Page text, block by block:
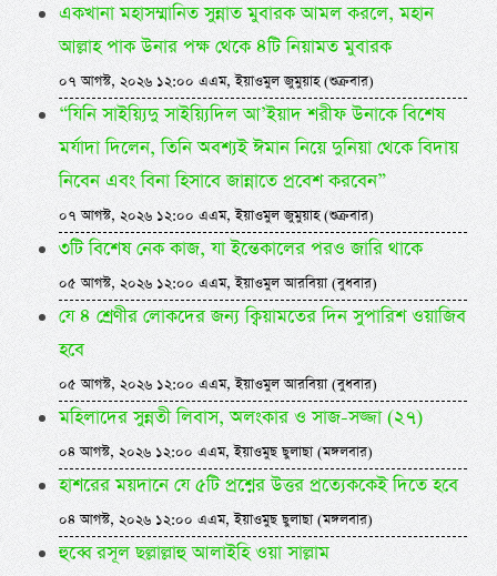
একখানা মহাসম্মানিত সুন্নাত মুবারক আমল করলে, মহান
আল্লাহ পাক উনার পক্ষ থেকে ৪টি নিয়ামত মুবারক
০৭ আগস্ট, ২০২৬ ১২:০০ এএম, ইয়াওমুল জুমুয়াহ (শুক্রবার)
“যিনি সাইয়্যিদু সাইয়্যিদিল আ’ইয়াদ শরীফ উনাকে বিশেষ
মর্যাদা দিলেন, তিনি অবশ্যই ঈমান নিয়ে দুনিয়া থেকে বিদায়
নিবেন এবং বিনা হিসাবে জান্নাতে প্রবেশ করবেন”
০৭ আগস্ট, ২০২৬ ১২:০০ এএম, ইয়াওমুল জুমুয়াহ (শুক্রবার)
৩টি বিশেষ নেক কাজ, যা ইন্তেকালের পরও জারি থাকে
০৫ আগস্ট, ২০২৬ ১২:০০ এএম, ইয়াওমুল আরবিয়া (বুধবার)
যে ৪ শ্রেণীর লোকদের জন্য ক্বিয়ামতের দিন সুপারিশ ওয়াজিব
হবে
০৫ আগস্ট, ২০২৬ ১২:০০ এএম, ইয়াওমুল আরবিয়া (বুধবার)
মহিলাদের সুন্নতী লিবাস, অলংকার ও সাজ-সজ্জা (২৭)
০৪ আগস্ট, ২০২৬ ১২:০০ এএম, ইয়াওমুছ ছুলাছা (মঙ্গলবার)
হাশরের ময়দানে যে ৫টি প্রশ্নের উত্তর প্রত্যেককেই দিতে হবে
০৪ আগস্ট, ২০২৬ ১২:০০ এএম, ইয়াওমুছ ছুলাছা (মঙ্গলবার)
হুব্বে রসূল ছল্লাল্লাহু আলাইহি ওয়া সাল্লাম